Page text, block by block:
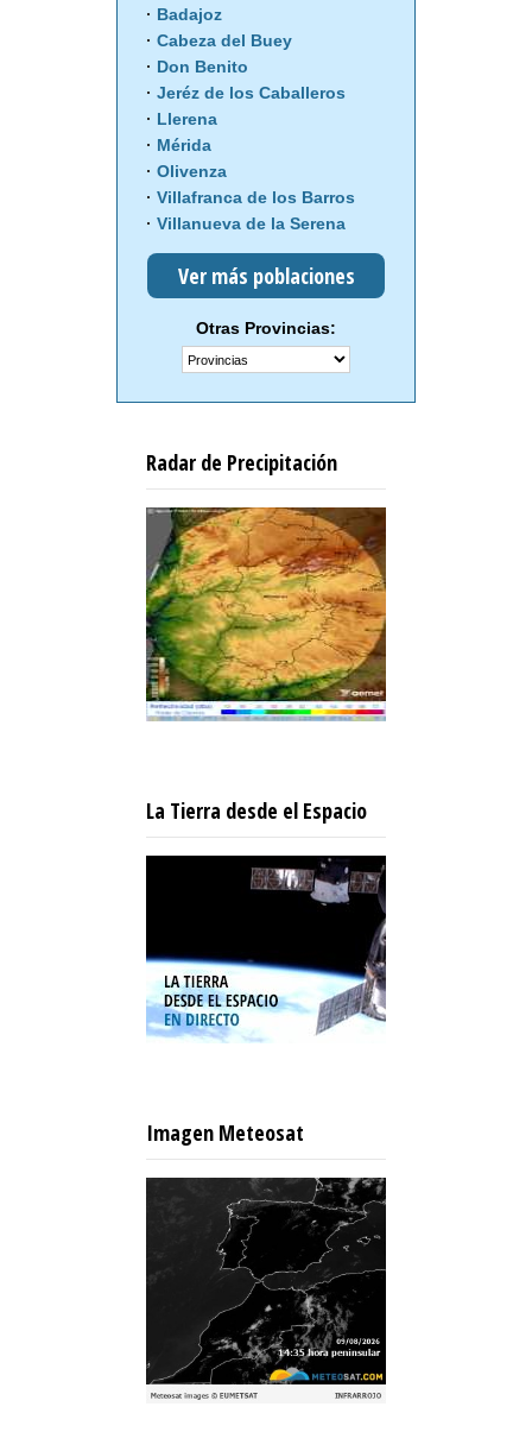
Badajoz
Cabeza del Buey
Don Benito
Jeréz de los Caballeros
Llerena
Mérida
Olivenza
Villafranca de los Barros
Villanueva de la Serena
Ver más poblaciones
Otras Provincias:
Radar de Precipitación
La Tierra desde el Espacio
Imagen Meteosat